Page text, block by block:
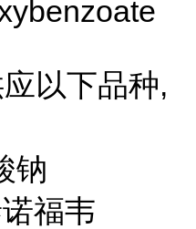
以下品种,
钠
福韦